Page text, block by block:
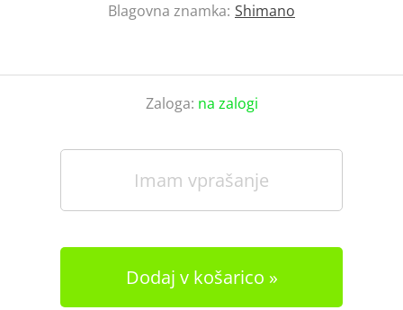
Blagovna znamka: Shimano
Zaloga: na zalogi
Imam vprašanje
Dodaj v košarico